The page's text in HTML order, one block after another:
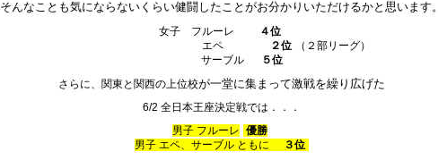
そんなことも気にならないくらい健闘したことがお分かりいただけるかと思います。
女子 フルーレ
４位
エペ
２位
（２部リーグ）
サーブル
５位
さらに、関東と関西の上位校が一堂に集まって激戦を繰り広げた
6/2 全日本王座決定戦では．．．
男子 フルーレ 優勝
男子 エペ、サーブル ともに
３位